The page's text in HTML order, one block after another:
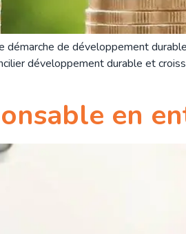
démarche de développement
développement durable et
en